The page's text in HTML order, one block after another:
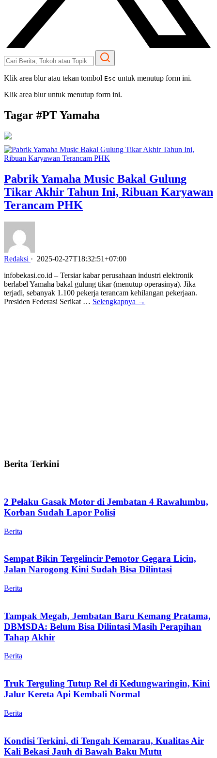
Klik area blur atau tekan tombol Esc untuk menutup form ini.
Klik area blur untuk menutup form ini.
Tagar #PT Yamaha
Pabrik Yamaha Music Bakal Gulung
Tikar Akhir Tahun Ini, Ribuan Karyawan
Terancam PHK
Redaksi · 2025-02-27T18:32:51+07:00
infobekasi.co.id – Tersiar kabar perusahaan industri elektronik
berlabel Yamaha bakal gulung tikar (menutup operasinya). Jika
terjadi, sebanyak 1.100 pekerja terancam kehilangan pekerjaan.
Presiden Federasi Serikat … Selengkapnya →
Berita Terkini
2 Pelaku Gasak Motor di Jembatan 4 Rawalumbu,
Korban Sudah Lapor Polisi
Berita
Sempat Bikin Tergelincir Pemotor Gegara Licin,
Jalan Narogong Kini Sudah Bisa Dilintasi
Berita
Tampak Megah, Jembatan Baru Kemang Pratama,
DBMSDA: Belum Bisa Dilintasi Masih Perapihan
Tahap Akhir
Berita
Truk Terguling Tutup Rel di Kedungwaringin, Kini
Jalur Kereta Api Kembali Normal
Berita
Kondisi Terkini, di Tengah Kemarau, Kualitas Air
Kali Bekasi Jauh di Bawah Baku Mutu